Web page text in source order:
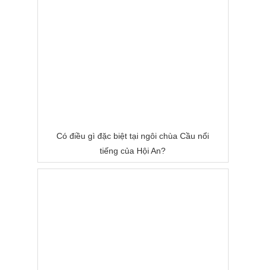
Có điều gì đặc biệt tại ngôi chùa Cầu nổi
tiếng của Hội An?